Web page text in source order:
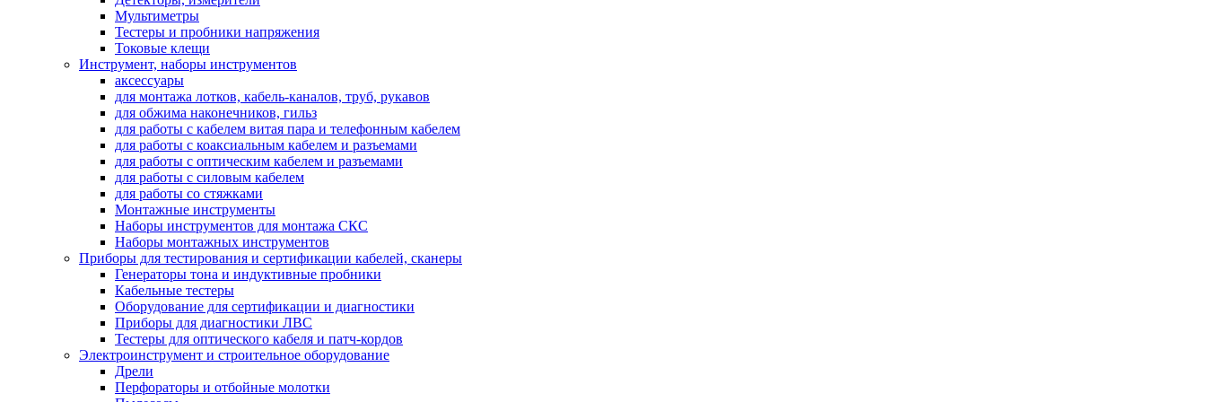
Мультиметры
Тестеры и пробники напряжения
Токовые клещи
Инструмент, наборы инструментов
аксессуары
для монтажа лотков, кабель-каналов, труб, рукавов
для обжима наконечников, гильз
для работы с кабелем витая пара и телефонным кабелем
для работы с коаксиальным кабелем и разъемами
для работы с оптическим кабелем и разъемами
для работы с силовым кабелем
для работы со стяжками
Монтажные инструменты
Наборы инструментов для монтажа СКС
Наборы монтажных инструментов
Приборы для тестирования и сертификации кабелей, сканеры
Генераторы тона и индуктивные пробники
Кабельные тестеры
Оборудование для сертификации и диагностики
Приборы для диагностики ЛВС
Тестеры для оптического кабеля и патч-кордов
Электроинструмент и строительное оборудование
Дрели
Перфораторы и отбойные молотки